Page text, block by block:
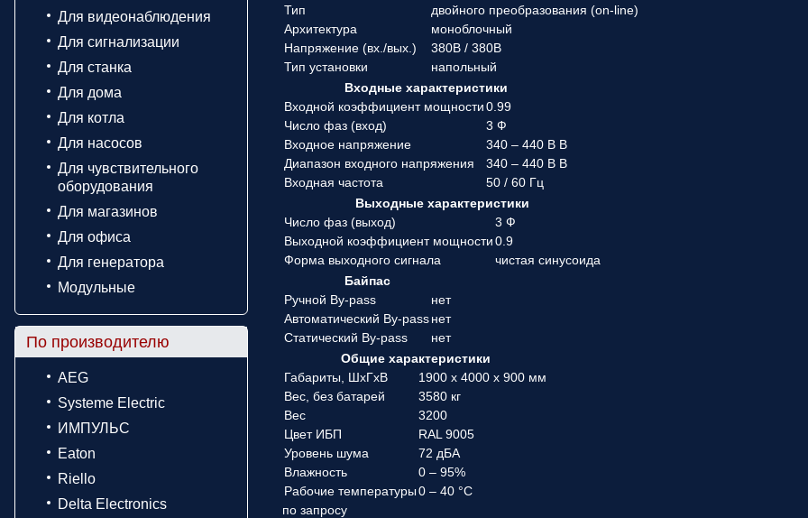
Для видеонаблюдения
Для сигнализации
Для станка
Для дома
Для котла
Для насосов
Для чувствительного
оборудования
Для магазинов
Для офиса
Для генератора
Модульные
По производителю
AEG
Systeme Electric
ИМПУЛЬС
Eaton
Riello
Delta Electronics
Тип
двойного преобразования (on-line)
Архитектура
моноблочный
Напряжение (вx./вых.)
380В / 380В
Тип установки
напольный
Входные характеристики
Входной коэффициент мощности 0.99
Число фаз (вход)
3 Ф
Входное напряжение
340 – 440 B В
Диапазон входного напряжения
340 – 440 B В
Входная частота
50 / 60 Гц
Выходные характеристики
Число фаз (выход)
3 Ф
Выходной коэффициент мощности 0.9
Форма выходного сигнала
чистая синусоида
Байпас
Ручной By-pass
нет
Автоматический By-passнет
Статический By-pass
нет
Общие характеристики
Габариты, ШхГхВ
1900 x 4000 x 900 мм
Вес, без батарей
3580 кг
Вес
3200
Цвет ИБП
RAL 9005
Уровень шума
72 дБА
Влажность
0 – 95%
Рабочие температуры 0 – 40 °C
по запросу